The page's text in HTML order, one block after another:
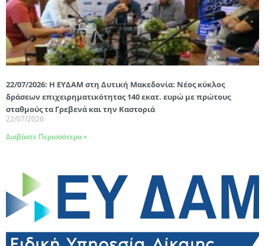
22/07/2026: Η ΕΥΔΑΜ στη Δυτική Μακεδονία: Νέος κύκλος
δράσεων επιχειρηματικότητας 140 εκατ. ευρώ με πρώτους
σταθμούς τα Γρεβενά και την Καστοριά
22/07/2026
Διαβάστε Περισσότερα »